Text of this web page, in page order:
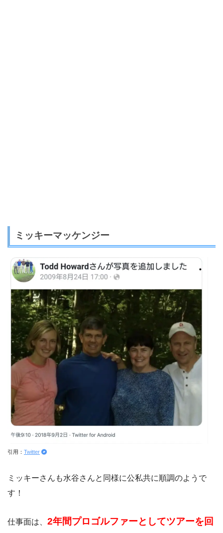
ミッキーマッケンジー
引用： Twitter
ミッキーさんも水谷さんと同様に公私共に順調のようで
す！
仕事面は、 2年間プロゴルファーとしてツアーを回